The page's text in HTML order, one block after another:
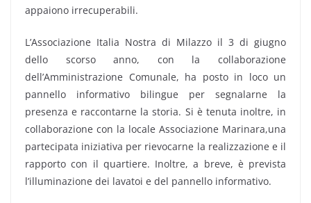
appaiono irrecuperabili.
L’Associazione Italia Nostra di Milazzo il 3 di giugno
dello scorso anno, con la collaborazione
dell’Amministrazione Comunale, ha posto in loco un
pannello informativo bilingue per segnalarne la
presenza e raccontarne la storia. Si è tenuta inoltre, in
collaborazione con la locale Associazione Marinara,una
partecipata iniziativa per rievocarne la realizzazione e il
rapporto con il quartiere. Inoltre, a breve, è prevista
l’illuminazione dei lavatoi e del pannello informativo.